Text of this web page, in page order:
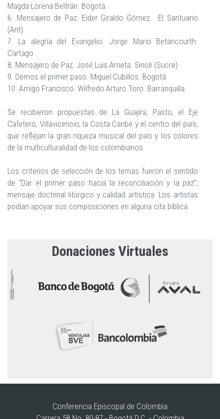
Magda Lorena Beltrán. Bogotá.
6. Mensajero de Paz. Eider Giraldo Gómez. El Santuario
(Ant).
7. La alegría del Evangelio. Jorge Mario Betancourth.
Cartago.
8. Mensajero de Paz. José Luis Arrieta. Sincé (Sucre)
9. Demos el primer paso. Miguel Cubillos. Bogotá
10. Amigo Francisco. Wilfredo Arturo Toro. Barranquilla.
Se recibieron propuestas de La Guajira, Pasto, el Eje
Cafetero, Villavicencio, la Costa Caribe y el centro del país,
que reflejan la gran riqueza musical del país y los colores
de la multiculturalidad de los colombianos.
Los criterios de selección de los temas fueron el sentido
de “Dar el primer paso hacia la reconciliación y la paz”;
mensaje doctrinal litúrgico y calidad artística. Los artistas
podían apoyar sus composiciones en alguna cita bíblica.
Donaciones Virtuales
Conferencia Episcopal de Colombia